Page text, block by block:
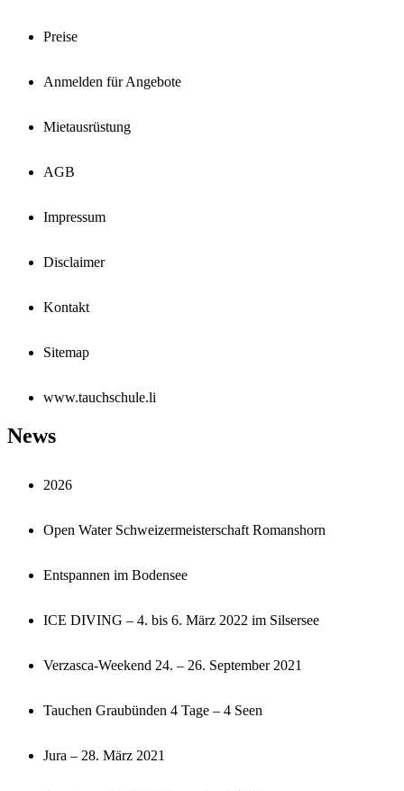
Preise
Anmelden für Angebote
Mietausrüstung
AGB
Impressum
Disclaimer
Kontakt
Sitemap
www.tauchschule.li
News
2026
Open Water Schweizermeisterschaft Romanshorn
Entspannen im Bodensee
ICE DIVING – 4. bis 6. März 2022 im Silsersee
Verzasca-Weekend 24. – 26. September 2021
Tauchen Graubünden 4 Tage – 4 Seen
Jura – 28. März 2021